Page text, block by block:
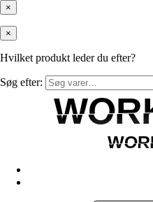
×
×
Hvilket produkt leder du efter?
Søg efter: